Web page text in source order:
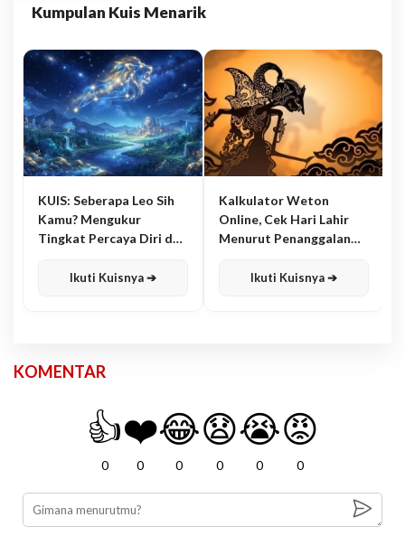
Kumpulan Kuis Menarik
KUIS: Seberapa Leo Sih
Kamu? Mengukur
Tingkat Percaya Diri dan
Ikuti Kuisnya ➔
Kalkulator Weton
Online, Cek Hari Lahir
Menurut Penanggalan
Ikuti Kuisnya ➔
KOMENTAR
👍
0
❤️
0
😂
0
😧
0
😭
0
😡
0